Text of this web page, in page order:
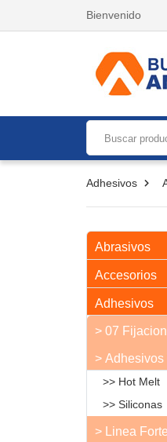
Bienvenido
Adhesivos
Abrasivos
Accesorios
Adhesivos
> 07
> Adhesivos
>> Hot Melt
>> Siliconas
> Linea